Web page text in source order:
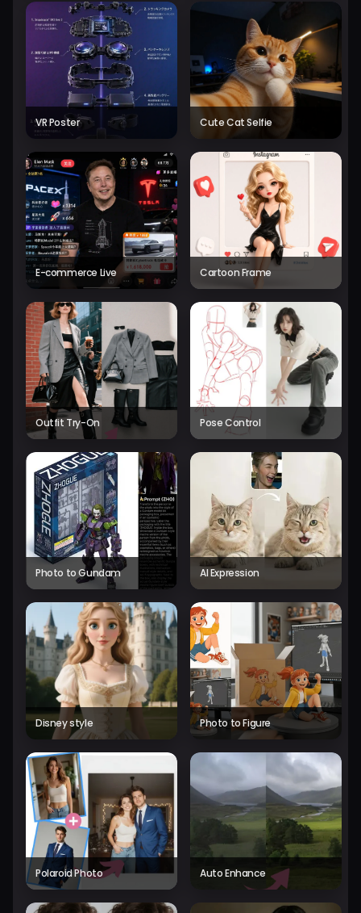
VR Poster Cute Cat Selfie
E-commerce Live Cartoon Frame
Outfit Try-On Pose Control
Photo to Gundam AI Expression
Disney style Photo to Figure
Polaroid Photo Auto Enhance